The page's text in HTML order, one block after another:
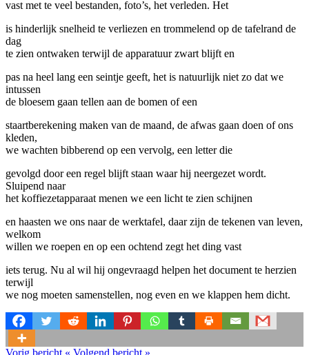
vast met te veel bestanden, foto’s, het verleden. Het
is hinderlijk snelheid te verliezen en trommelend op de tafelrand de
dag
te zien ontwaken terwijl de apparatuur zwart blijft en
pas na heel lang een seintje geeft, het is natuurlijk niet zo dat we
intussen
de bloesem gaan tellen aan de bomen of een
staartberekening maken van de maand, de afwas gaan doen of ons
kleden,
we wachten bibberend op een vervolg, een letter die
gevolgd door een regel blijft staan waar hij neergezet wordt.
Sluipend naar
het koffiezetapparaat menen we een licht te zien schijnen
en haasten we ons naar de werktafel, daar zijn de tekenen van leven,
welkom
willen we roepen en op een ochtend zegt het ding vast
iets terug. Nu al wil hij ongevraagd helpen het document te herzien
terwijl
we nog moeten samenstellen, nog even en we klappen hem dicht.